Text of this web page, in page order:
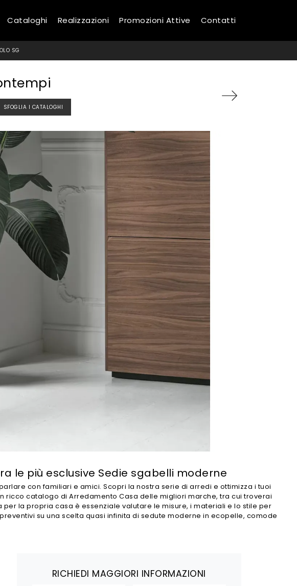
Cataloghi Realizzazioni Promozioni Attive Contatti
SG
SFOGLIA I CATALOGHI
le più esclusive Sedie sgabelli moderne
con familiari e amici. Scopri la nostra serie di arredi e ottimizza i tuoi
ricco catalogo di Arredamento Casa delle migliori marche, tra cui troverai
la propria casa è essenziale valutare le misure, i materiali e lo stile per
su una scelta quasi infinita di sedute moderne in ecopelle, comode
RICHIEDI MAGGIORI INFORMAZIONI